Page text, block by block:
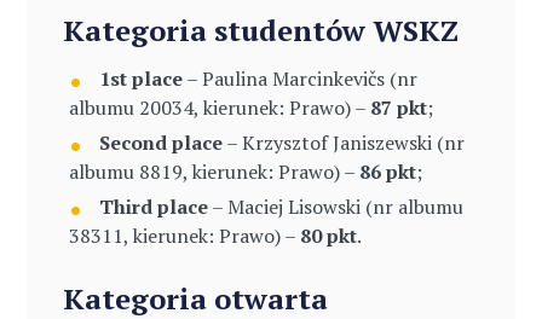
Kategoria studentów WSKZ
1st place– Paulina Marcinkevičs (nr
albumu 20034, kierunek: Prawo) – 87 pkt;
Second place– Krzysztof Janiszewski (nr
albumu 8819, kierunek: Prawo) – 86 pkt;
Third place– Maciej Lisowski (nr albumu
38311, kierunek: Prawo) – 80 pkt.
Kategoria otwarta